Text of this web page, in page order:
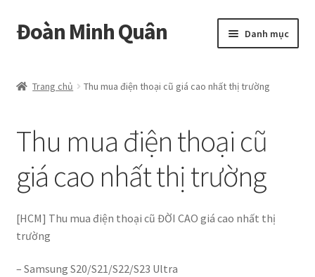
Đoàn Minh Quân Danh mục
Cửa hàng
Hồ sơ năng lực
Liên hệ
Trang chủ Thu mua điện thoại cũ giá cao nhất thị trường
Thu mua điện thoại cũ
giá cao nhất thị trường
[HCM] Thu mua điện thoại cũ ĐỜI CAO giá cao nhất thị
trường
– Samsung S20/S21/S22/S23 Ultra